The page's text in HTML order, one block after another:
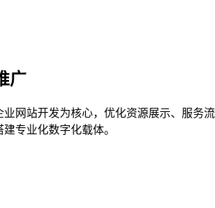
广
网站开发为核心，优化资源展示、服务
专业化数字化载体。